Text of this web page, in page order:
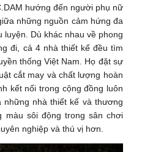
hướng đến người phụ nữ
những nguồn cảm hứng đa
luyện. Dù khác nhau về phong
đi, cả 4 nhà thiết kế đều tìm
thống Việt Nam. Họ đặt sự
cắt may và chất lượng hoàn
kết nối trong cộng đồng luôn
nhà thiết kế và thương
màu sôi động trong sân chơi
nghiệp và thú vị hơn.